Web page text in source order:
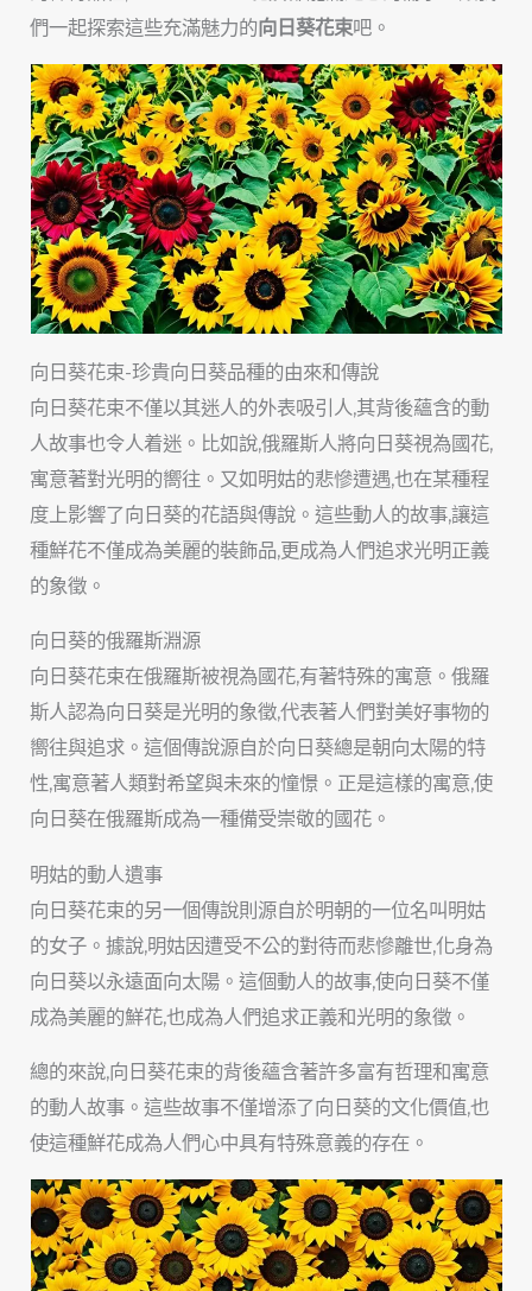
們一起探索這些充滿魅力的向日葵花束吧。
向日葵花束-珍貴向日葵品種的由來和傳說
向日葵花束不僅以其迷人的外表吸引人,其背後蘊含的動
人故事也令人着迷。比如說,俄羅斯人將向日葵視為國花,
寓意著對光明的嚮往。又如明姑的悲慘遭遇,也在某種程
度上影響了向日葵的花語與傳說。這些動人的故事,讓這
種鮮花不僅成為美麗的裝飾品,更成為人們追求光明正義
的象徵。
向日葵的俄羅斯淵源
向日葵花束在俄羅斯被視為國花,有著特殊的寓意。俄羅
斯人認為向日葵是光明的象徵,代表著人們對美好事物的
嚮往與追求。這個傳說源自於向日葵總是朝向太陽的特
性,寓意著人類對希望與未來的憧憬。正是這樣的寓意,使
向日葵在俄羅斯成為一種備受崇敬的國花。
明姑的動人遺事
向日葵花束的另一個傳說則源自於明朝的一位名叫明姑
的女子。據說,明姑因遭受不公的對待而悲慘離世,化身為
向日葵以永遠面向太陽。這個動人的故事,使向日葵不僅
成為美麗的鮮花,也成為人們追求正義和光明的象徵。
總的來說,向日葵花束的背後蘊含著許多富有哲理和寓意
的動人故事。這些故事不僅增添了向日葵的文化價值,也
使這種鮮花成為人們心中具有特殊意義的存在。